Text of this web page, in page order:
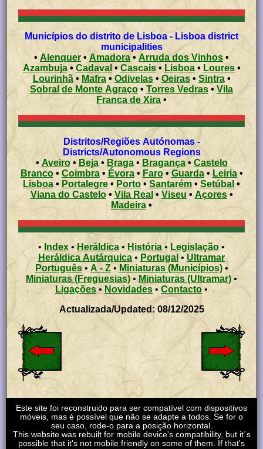
Municípios do distrito de Lisboa - Lisboa district
municipalities
• Alenquer • Amadora • Arruda dos Vinhos •
Azambuja• Cadaval •Cascais• Lisboa• Loures•
Lourinhã• Mafra• Odivelas• Oeiras• Sintra•
Sobral de Monte Agraço• Torres Vedras •Vila
Franca de Xira •
Distritos/Regiões Autónomas -
Districts/Autonomous Regions
•Aveiro• Beja• Braga• Bragança• Castelo
Branco• Coimbra•Évora• Faro• Guarda• Leiria•
Lisboa • Portalegre • Porto•Santarém • Setúbal •
Viana do Castelo• Vila Real • Viseu • Açores •
Madeira •
• Index • Heráldica • História • Legislação •
Heráldica Autárquica • Portugal • Ultramar
Português• A - Z• Miniaturas (Municípios)•
Miniaturas (Freguesias) •Miniaturas (Ultramar) •
Ligações• Novidades • Contacto •
Actualizada/Updated: 08/12/2025
Este site foi reconstruido para ser compatível com dispositivos
móveis, mas é possível que não se adapte a todos. Se for o
seu caso, rode-o para a posição horizontal.
This website was rebuilt for mobile device's compatibility, but it´s
possible that it's not mobile friendly on some of them. If that's